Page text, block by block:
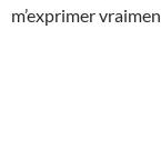
m’exprimer